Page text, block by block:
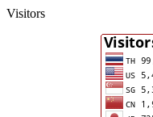
Visitors